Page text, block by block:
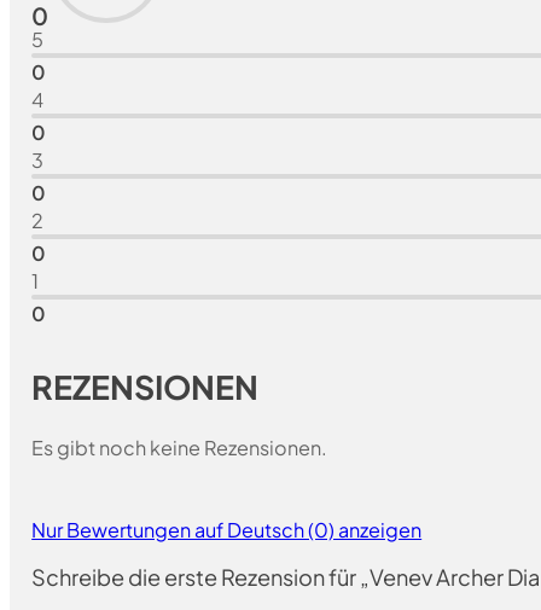
0
5
0
4
0
3
0
2
0
1
0
REZENSIONEN
Es gibt noch keine Rezensionen.
Nur Bewertungen auf Deutsch (0) anzeigen
Schreibe die erste Rezension für „Venev Archer